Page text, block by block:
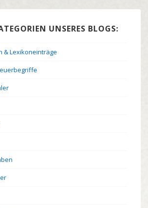
UNSERES BLOGS:
& Lexikoneinträge